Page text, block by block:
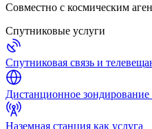
Совместно с космическим
Спутниковые услуги
Спутниковая связь и
Дистанционное
Наземная станция как услуга